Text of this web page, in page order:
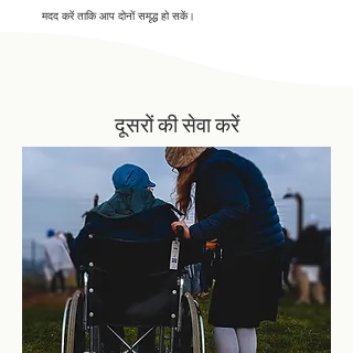
मदद करें ताकि आप दोनों समृद्ध हो सकें।
दूसरों की सेवा करें